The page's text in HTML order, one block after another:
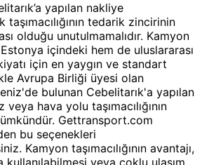
yapılan nakliye
tedarik zincirinin
olduğu unutulmamalıdır. Kamyon
Estonya içindeki hem de uluslararası
için en yaygın ve standart
Avrupa Birliği üyesi olan
bulunan Cebelitarık'a yapılan
hava yolu taşımacılığının
Gettransport.com
bu seçenekleri
Kamyon taşımacılığının avantajı,
veya çoklu ulaşım